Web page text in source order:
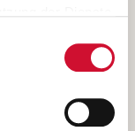
so stimmen
zu. Sie können
widerrufen,
und diese
entnehmen.